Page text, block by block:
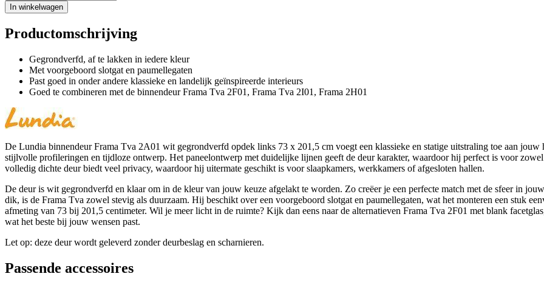
In winkelwagen
Productomschrijving
Gegrondverfd, af te lakken in iedere kleur
Met voorgeboord slotgat en paumellegaten
Past goed in onder andere klassieke en landelijk geïnspireerde interieurs
Goed te combineren met de binnendeur Frama Tva 2F01, Frama Tva 2I01, Frama 2H01
De Lundia binnendeur Frama Tva 2A01 wit gegrondverfd opdek links 73 x 201,5 cm voegt een klassieke en statige uitstraling toe aan
stijlvolle profileringen en tijdloze ontwerp. Het paneelontwerp met duidelijke lijnen geeft de deur karakter, waardoor hij perfect is voor
volledig dichte deur biedt veel privacy, waardoor hij uitermate geschikt is voor slaapkamers, werkkamers of afgesloten hallen.
De deur is wit gegrondverfd en klaar om in de kleur van jouw keuze afgelakt te worden. Zo creëer je een perfecte match met de sfeer in
dik, is de Frama Tva zowel stevig als duurzaam. Hij beschikt over een voorgeboord slotgat en paumellegaten, wat het monteren een stuk
afmeting van 73 bij 201,5 centimeter. Wil je meer licht in de ruimte? Kijk dan eens naar de alternatieven Frama Tva 2F01 met blank
wat het beste bij jouw wensen past.
Let op: deze deur wordt geleverd zonder deurbeslag en scharnieren.
Passende accessoires